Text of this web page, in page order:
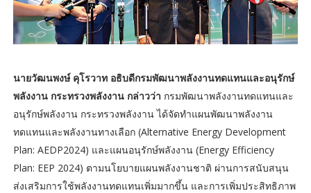
นายวัฒนพงษ์ คุโรวาท อธิบดีกรมพัฒนาพลังงานทดแทนและอนุรักษ์
พลังงาน กระทรวงพลังงาน กล่าวว่า กรมพัฒนาพลังงานทดแทนและ
อนุรักษ์พลังงาน กระทรวงพลังงาน ได้จัดทำแผนพัฒนาพลังงาน
ทดแทนและพลังงานทางเลือก (Alternative Energy Development
Plan: AEDP2024) และแผนอนุรักษ์พลังงาน (Energy Efficiency
Plan: EEP 2024) ตามนโยบายแผนพลังงานชาติ ผ่านการสนับสนุน
ส่งเสริมการใช้พลังงานทดแทนเพิ่มมากขึ้น และการเพิ่มประสิทธิภาพ